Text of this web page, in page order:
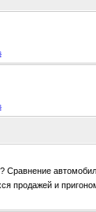
Сравнение
продажей и